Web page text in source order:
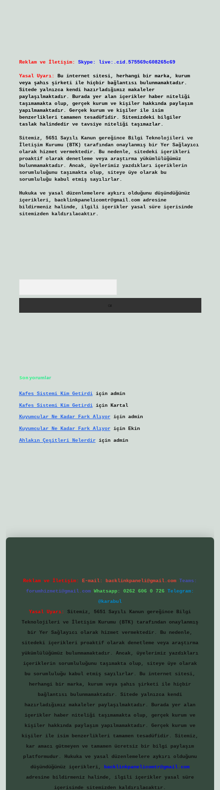
Reklam ve İletişim: Skype: live:.cid.575569c608265c69
Yasal Uyarı:
Bu internet sitesi, herhangi bir marka, kurum
veya şahıs şirketi ile hiçbir bağlantısı bulunmamaktadır.
Sitede yalnızca kendi hazırladığımız makaleler
paylaşılmaktadır. Burada yer alan içerikler haber niteliği
taşımamakta olup, gerçek kurum ve kişiler hakkında paylaşım
yapılmamaktadır. Gerçek kurum ve kişiler ile isim
benzerlikleri tamamen tesadüfidir. Sitemizdeki bilgiler
taslak halindedir ve tavsiye niteliği taşımazlar.
Sitemiz, 5651 Sayılı Kanun gereğince Bilgi Teknolojileri ve
İletişim Kurumu (BTK) tarafından onaylanmış bir Yer Sağlayıcı
olarak hizmet vermektedir. Bu nedenle, sitedeki içerikleri
proaktif olarak denetleme veya araştırma yükümlülüğümüz
bulunmamaktadır. Ancak, üyelerimiz yazdıkları içeriklerin
sorumluluğunu taşımakta olup, siteye üye olarak bu
sorumluluğu kabul etmiş sayılırlar.
Hukuka ve yasal düzenlemelere aykırı olduğunu düşündüğünüz
içerikleri, backlinkpanelicomtr@gmail.comadresine
bildirmeniz halinde, ilgili içerikler yasal süre içerisinde
sitemizden kaldırılacaktır.
Son yorumlar
Kafes Sistemi Kim Getirdiiçin admin
Kafes Sistemi Kim Getirdiiçin Kartal
Kuyumcular Ne Kadar Fark Alıyoriçin admin
Kuyumcular Ne Kadar Fark Alıyoriçin Ekin
Ahlakın Çeşitleri Nelerdiriçin admin
Reklam ve İletişim: E-mail: backlinkpaneli@gmail.com Teams:
forumhizmeti@gmail.com Whatsapp: 0262 606 0 726 Telegram:
@karabul
Yasal Uyarı:
Sitemiz, 5651 Sayılı Kanun gereğince Bilgi
Teknolojileri ve İletişim Kurumu (BTK) tarafından onaylanmış
bir Yer Sağlayıcı olarak hizmet vermektedir. Bu nedenle,
sitedeki içerikleri proaktif olarak denetleme veya araştırma
yükümlülüğümüz bulunmamaktadır. Ancak, üyelerimiz yazdıkları
içeriklerin sorumluluğunu taşımakta olup, siteye üye olarak
bu sorumluluğu kabul etmiş sayılırlar. Bu internet sitesi,
herhangi bir marka, kurum veya şahıs şirketi ile hiçbir
bağlantısı bulunmamaktadır. Sitede yalnızca kendi
hazırladığımız makaleler paylaşılmaktadır. Burada yer alan
içerikler haber niteliği taşımamakta olup, gerçek kurum ve
kişiler hakkında paylaşım yapılmamaktadır. Gerçek kurum ve
kişiler ile isim benzerlikleri tamamen tesadüfidir. Sitemiz,
kar amacı gütmeyen ve tamamen ücretsiz bir bilgi paylaşım
platformudur. Hukuka ve yasal düzenlemelere aykırı olduğunu
düşündüğünüz içerikleri,
backlinkpanelicomtr@gmail.com
adresine bildirmeniz halinde, ilgili içerikler yasal süre
içerisinde sitemizden kaldırılacaktır.